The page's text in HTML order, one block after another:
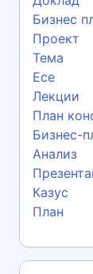
Бизнес
Проект
Тема
Есе
Лекции
План
Бизнес-
Анализ
Казус
План